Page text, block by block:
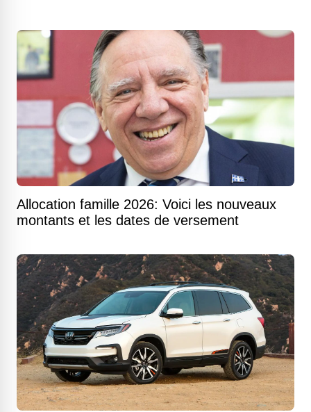
Allocation famille 2026: Voici les nouveaux
montants et les dates de versement